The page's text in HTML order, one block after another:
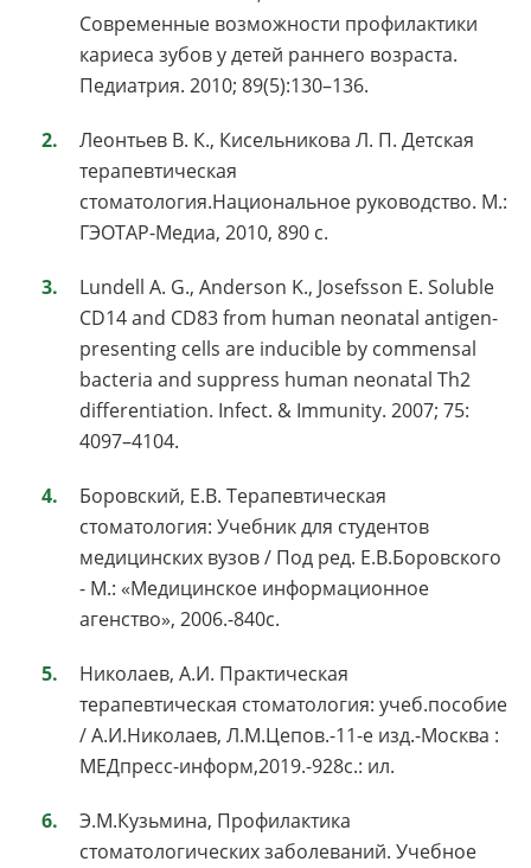
Современные возможности профилактики
кариеса зубов у детей раннего возраста.
Педиатрия. 2010; 89(5):130–136.
Леонтьев В. К., Кисельникова Л. П. Детская
терапевтическая
стоматология.Национальное руководство. М.:
ГЭОТАР-Медиа, 2010, 890 с.
Lundell A. G., Anderson K., Josefsson E. Soluble
CD14 and CD83 from human neonatal antigen-
presenting cells are inducible by commensal
bacteria and suppress human neonatal Th2
differentiation. Infect. & Immunity. 2007; 75:
4097–4104.
Боровский, Е.В. Терапевтическая
стоматология: Учебник для студентов
медицинских вузов / Под ред. Е.В.Боровского
- М.: «Медицинское информационное
агенство», 2006.-840с.
Николаев, А.И. Практическая
терапевтическая стоматология: учеб.пособие
/ А.И.Николаев, Л.М.Цепов.-11-е изд.-Москва :
МЕДпресс-информ,2019.-928с.: ил.
Э.М.Кузьмина, Профилактика
стоматологических заболеваний. Учебное